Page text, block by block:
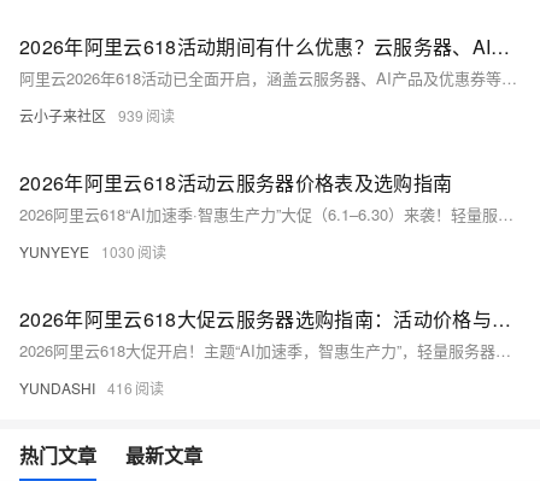
2026年阿里云618活动期间有什么优惠？云服务器、AI产品和大模型、优惠券活动介绍
阿里云2026年618活动已全面开启，涵盖云服务器、AI产品及优惠券等。云服务器方面，轻量应用服务器2核2G低至38元/年，2核4G仅9.9元/月；经济型e实例99元/年，u1实例199元/年，u2i实例3折起，c9i/g9i服务器6.4折起。AI产品方面：QoderWork CN首月0元，Qwen3.7限时5折，秒悟新注册送1万积分，HappyHorse视频生成8折，OPC创新助力计划至高补贴100万Token。大模型方面，百炼平台享1亿+免费tokens，AI通用型节省计划最高5.3折。叠加AI加速季权益礼包（个人360元/企业1728元）及百炼先用后返最高200元。
云小子来社区 939
2026年阿里云618活动云服务器价格表及选购指南
2026阿里云618“AI加速季·智惠生产力”大促（6.1–6.30）来袭！轻量服务器低至38元/年，e实例99元/年、u1实例199元/年；u2i/c9i/g9i/r9i等高配机型享3–6.4折。新人领券最高减800元，每日限时秒杀，AI开发者优选组合购——上云省钱正当时！
YUNYEYE 1030
2026年阿里云618大促云服务器选购指南：活动价格与省钱攻略
2026阿里云618大促开启！主题“AI加速季，智惠生产力”，轻量服务器低至38元/年，ECS实例99元起，叠加满减券至高减1728元。涵盖新人秒杀、企业专享、AI组合套餐，附选型指南与避坑攻略，助力大家低成本高效上云！
YUNDASHI 416
热门文章 最新文章